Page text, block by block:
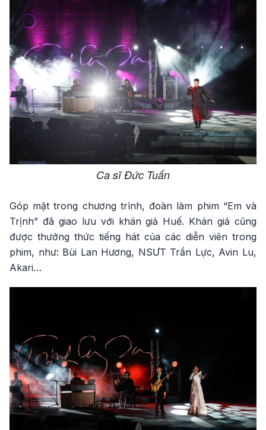
Ca sĩ Đức Tuấn
Góp mặt trong chương trình, đoàn làm phim “Em và
Trịnh” đã giao lưu với khán giả Huế. Khán giả cũng
được thưởng thức tiếng hát của các diễn viên trong
phim, như: Bùi Lan Hương, NSƯT Trần Lực, Avin Lu,
Akari…